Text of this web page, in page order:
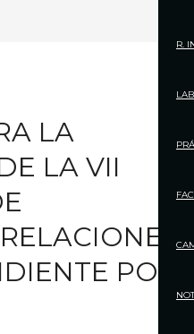
LA
LA VII
POR
h
o
:
R.